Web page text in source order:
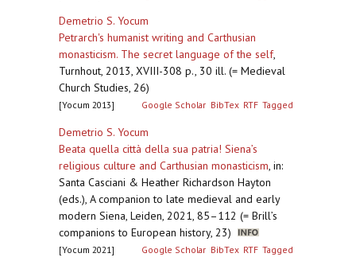
Demetrio S. Yocum
Petrarch's humanist writing and Carthusian
monasticism. The secret language of the self,
Turnhout, 2013, XVIII-308 p., 30 ill. (= Medieval
Church Studies, 26)
[Yocum 2013] Google Scholar BibTex RTF Tagged
Demetrio S. Yocum
Beata quella città della sua patria! Siena’s
religious culture and Carthusian monasticism, in:
Santa Casciani & Heather Richardson Hayton
(eds.), A companion to late medieval and early
modern Siena, Leiden, 2021, 85–112 (= Brill’s
companions to European history, 23)
[Yocum 2021] Google Scholar BibTex RTF Tagged